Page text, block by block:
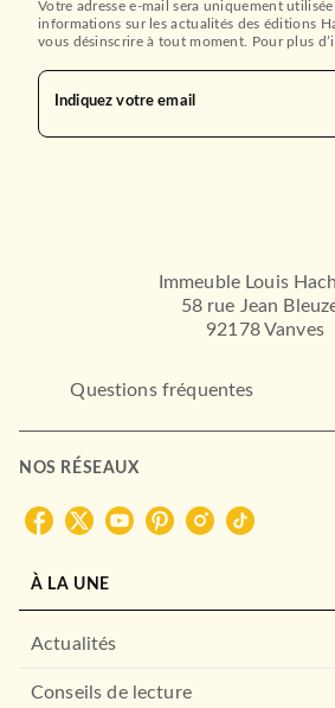
Votre adresse e-mail sera uniquement
informations sur les actualités des éditions
vous désinscrire à tout moment. Pour plus
Indiquez votre email
Immeuble Louis
58 rue Jean
92178 Vanves
Questions fréquentes
NOS RÉSEAUX
À LA UNE
Actualités
Conseils de lecture